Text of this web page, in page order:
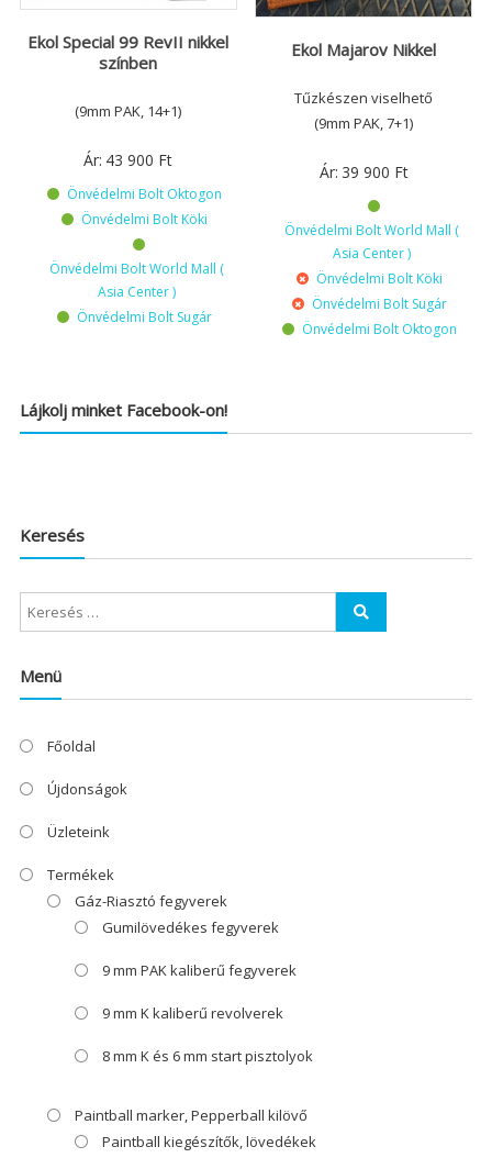
Ekol Special 99 RevII nikkel
színben
(9mm PAK, 14+1)
Ár: 43 900 Ft
Önvédelmi Bolt Oktogon
Önvédelmi Bolt Köki
Önvédelmi Bolt World Mall (
Asia Center )
Önvédelmi Bolt Sugár
Ekol Majarov Nikkel
Tűzkészen viselhető
(9mm PAK, 7+1)
Ár: 39 900 Ft
Önvédelmi Bolt World Mall (
Asia Center )
Önvédelmi Bolt Köki
Önvédelmi Bolt Sugár
Önvédelmi Bolt Oktogon
Lájkolj minket Facebook-on!
Keresés
Menü
Főoldal
Újdonságok
Üzleteink
Termékek
Gáz-Riasztó fegyverek
Gumilövedékes fegyverek
9 mm PAK kaliberű fegyverek
9 mm K kaliberű revolverek
8 mm K és 6 mm start pisztolyok
Paintball marker, Pepperball kilövő
Paintball kiegészítők, lövedékek